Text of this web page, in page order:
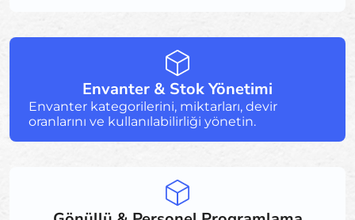
Envanter & Stok Yönetimi
Envanter kategorilerini, miktarları, devir
oranlarını ve kullanılabilirliği yönetin.